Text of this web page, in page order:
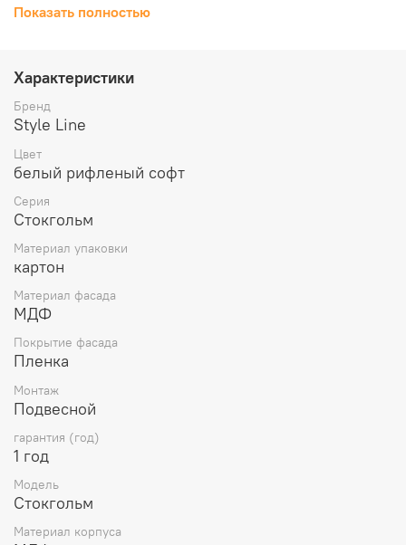
гармонично сочетается с любым интерьером.
Показать полностью
Характеристики
Бренд
Style Line
Цвет
белый рифленый софт
Серия
Стокгольм
Материал упаковки
картон
Материал фасада
МДФ
Покрытие фасада
Пленка
Монтаж
Подвесной
гарантия (год)
1 год
Модель
Стокгольм
Материал корпуса